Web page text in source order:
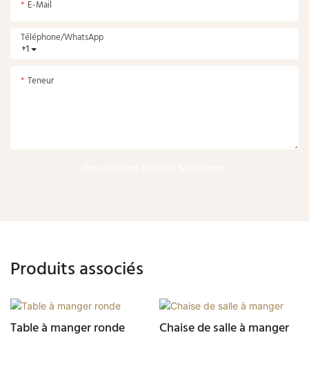
E-Mail
+1
Téléphone/WhatsApp
Teneur
Produits associés
Table à manger ronde Chaise de salle à manger